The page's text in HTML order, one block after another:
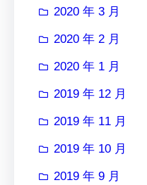
2020 年 3 月
2020 年 2 月
2020 年 1 月
2019 年 12 月
2019 年 11 月
2019 年 10 月
2019 年 9 月